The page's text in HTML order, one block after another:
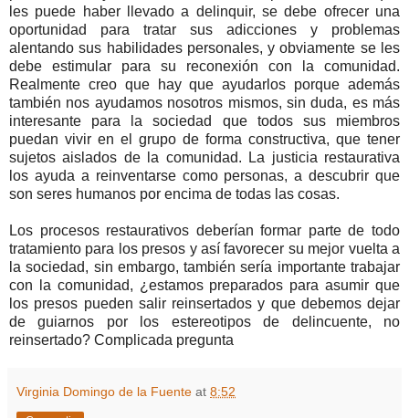
les puede haber llevado a delinquir, se debe ofrecer una
oportunidad para tratar sus adicciones y problemas
alentando sus habilidades personales, y obviamente se les
debe estimular para su reconexión con la comunidad.
Realmente creo que hay que ayudarlos porque además
también nos ayudamos nosotros mismos, sin duda, es más
interesante para la sociedad que todos sus miembros
puedan vivir en el grupo de forma constructiva, que tener
sujetos aislados de la comunidad. La justicia restaurativa
los ayuda a reinventarse como personas, a descubrir que
son seres humanos por encima de todas las cosas.
Los procesos restaurativos deberían formar parte de todo
tratamiento para los presos y así favorecer su mejor vuelta a
la sociedad, sin embargo, también sería importante trabajar
con la comunidad, ¿estamos preparados para asumir que
los presos pueden salir reinsertados y que debemos dejar
de guiarnos por los estereotipos de delincuente, no
reinsertado? Complicada pregunta
Virginia Domingo de la Fuente at 8:52